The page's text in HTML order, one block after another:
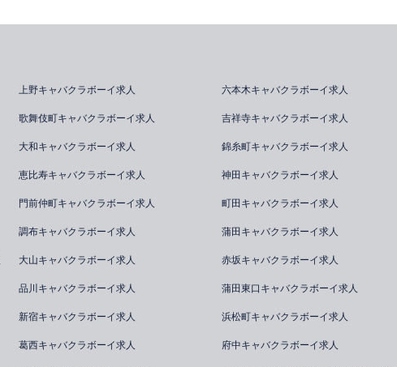
上野キャバクラボーイ求人 六本木キャバクラボーイ求人
歌舞伎町キャバクラボーイ求人 吉祥寺キャバクラボーイ求人
大和キャバクラボーイ求人 錦糸町キャバクラボーイ求人
恵比寿キャバクラボーイ求人 神田キャバクラボーイ求人
門前仲町キャバクラボーイ求人 町田キャバクラボーイ求人
調布キャバクラボーイ求人 蒲田キャバクラボーイ求人
大山キャバクラボーイ求人 赤坂キャバクラボーイ求人
品川キャバクラボーイ求人 蒲田東口キャバクラボーイ求人
新宿キャバクラボーイ求人 浜松町キャバクラボーイ求人
葛西キャバクラボーイ求人 府中キャバクラボーイ求人